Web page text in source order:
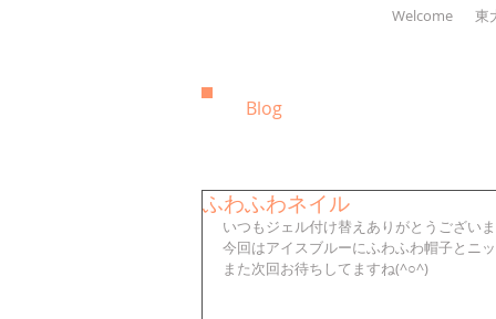
Welcome 東
Blog
ふわふわネイル
いつもジェル付け替えありがとうございま
今回はアイスブルーにふわふわ帽子とニ
また次回お待ちしてますね(^○^)